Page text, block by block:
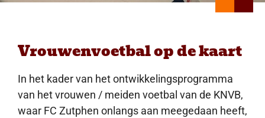
Vrouwenvoetbal op de kaart
In het kader van het ontwikkelingsprogramma
van het vrouwen / meiden voetbal van de KNVB,
waar FC Zutphen onlangs aan meegedaan heeft,